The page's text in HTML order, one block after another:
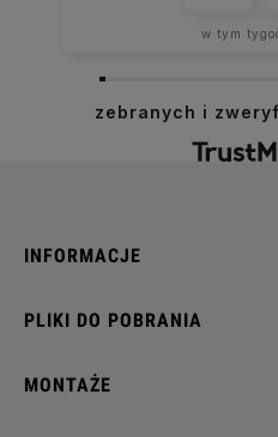
w tym
zebranych i
INFORMACJE
PLIKI DO POBRANIA
MONTAŻE